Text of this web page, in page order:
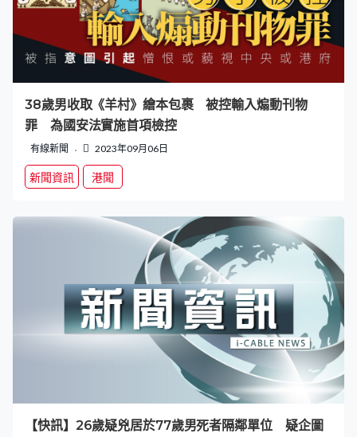
38歲男收取《羊村》繪本包裹 被控輸入煽動刊物
罪 為國安法實施首項檢控
有線新聞 2023年09月06日
新聞資訊 港聞
【快訊】26歲疑兇居於77歲男死者隔鄰單位 疑企圖